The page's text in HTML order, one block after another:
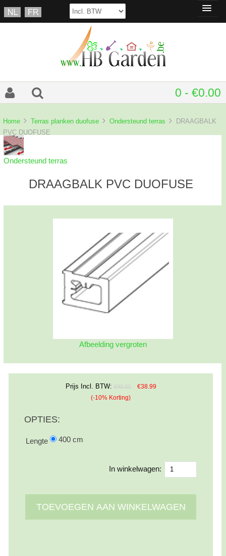
0 - €0.00
Home Terras planken duofuse Ondersteund terras
DRAAGBALK
PVC DUOFUSE
Ondersteund terras
DRAAGBALK PVC DUOFUSE
Afbeelding vergroten
Prijs Incl. BTW: €43.32
€38.99
(-10% Korting)
OPTIES:
Lengte 400 cm
In winkelwagen: